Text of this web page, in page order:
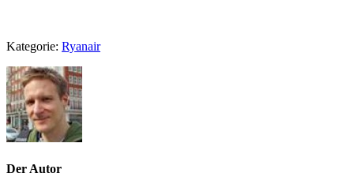
Kategorie: Ryanair
Der Autor